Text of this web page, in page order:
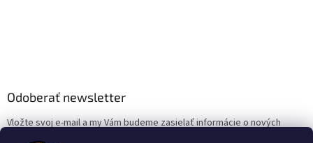
Odoberať newsletter
Vložte svoj e-mail a my Vám budeme zasielať informácie o nových